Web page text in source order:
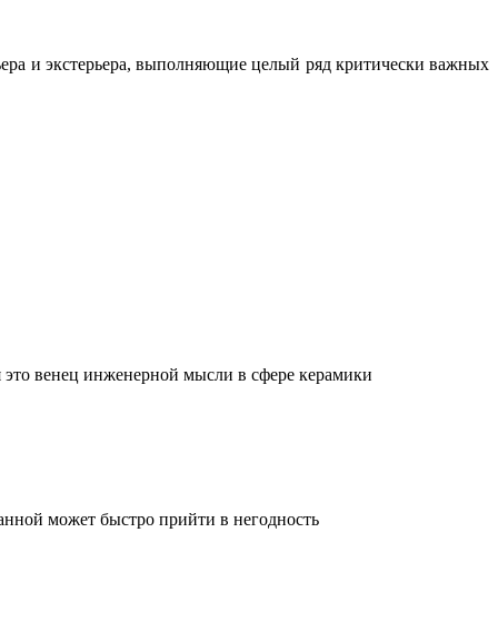
и экстерьера, выполняющие целый ряд критически важных
венец инженерной мысли в сфере керамики
может быстро прийти в негодность